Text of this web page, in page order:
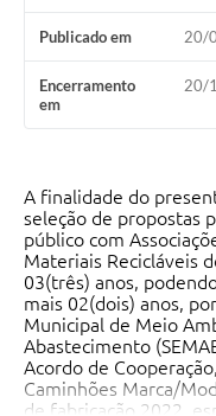
Publicado em 20/
Encerramento
em
20/
A finalidade do
seleção de propostas
público com
Materiais Recicláveis
03(três) anos,
mais 02(dois) anos,
Municipal de Meio
Abastecimento
Acordo de
Caminhões Marca/
de fabricação 2022,